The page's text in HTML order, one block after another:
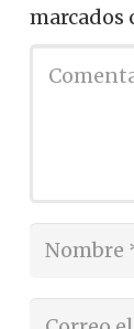
marcados